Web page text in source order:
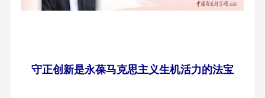
守正创新是永葆马克思主义生机活力的法宝